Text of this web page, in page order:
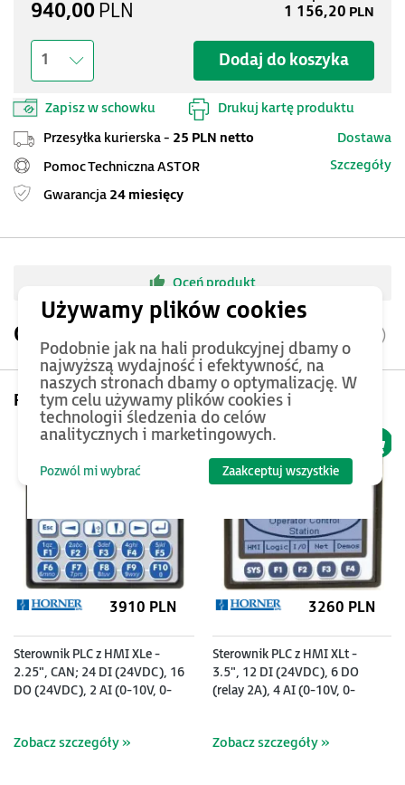
Dodaj do koszyka
1
Zapisz w schowku Drukuj kartę produktu
940,00 PLN 1 156,20 PLN
Przesyłka kurierska - 25 PLN netto
Dostawa
Pomoc Techniczna ASTOR
Szczegóły
Gwarancja 24 miesięcy
Oceń produkt
Opis produktu
Pomyśl też o...
Sterownik PLC z HMI XLe -
2.25", CAN; 24 DI (24VDC), 16
DO (24VDC), 2 AI (0-10V, 0-
3910 PLN
Zobacz szczegóły »
Sterownik PLC z HMI XLt -
3.5", 12 DI (24VDC), 6 DO
(relay 2A), 4 AI (0-10V, 0-
3260 PLN
Zobacz szczegóły »
Podobnie jak na hali produkcyjnej dbamy o
najwyższą wydajność i efektywność, na
naszych stronach dbamy o optymalizację. W
tym celu używamy plików cookies i
technologii śledzenia do celów
analitycznych i marketingowych.
Pozwól mi wybrać Zaakceptuj wszystkie